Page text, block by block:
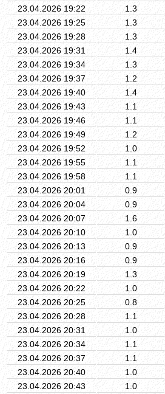
23.04.2026 19:22
1.3
23.04.2026 19:25
1.3
23.04.2026 19:28
1.3
23.04.2026 19:31
1.4
23.04.2026 19:34
1.3
23.04.2026 19:37
1.2
23.04.2026 19:40
1.4
23.04.2026 19:43
1.1
23.04.2026 19:46
1.1
23.04.2026 19:49
1.2
23.04.2026 19:52
1.0
23.04.2026 19:55
1.1
23.04.2026 19:58
1.1
23.04.2026 20:01
0.9
23.04.2026 20:04
0.9
23.04.2026 20:07
1.6
23.04.2026 20:10
1.0
23.04.2026 20:13
0.9
23.04.2026 20:16
0.9
23.04.2026 20:19
1.3
23.04.2026 20:22
1.0
23.04.2026 20:25
0.8
23.04.2026 20:28
1.1
23.04.2026 20:31
1.0
23.04.2026 20:34
1.1
23.04.2026 20:37
1.1
23.04.2026 20:40
1.0
23.04.2026 20:43
1.0